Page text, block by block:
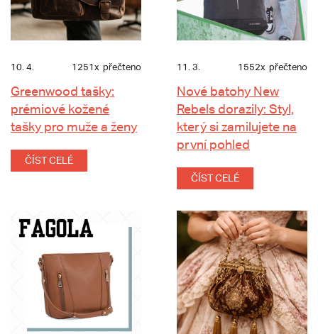
10. 4. 1251x přečteno
Greenwood tašky:
prémiové kožené
tašky pro muže a ženy
ČÍST CELÉ
11. 3. 1552x přečteno
Nové batohy New
Rebels dorazily: Styl,
který si zamilujete na
první pohled
ČÍST CELÉ